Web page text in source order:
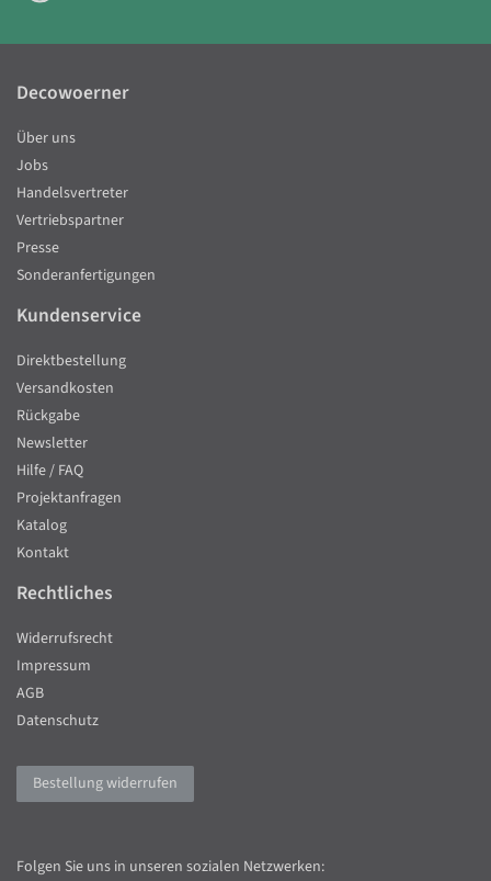
Decowoerner
Über uns
Jobs
Handelsvertreter
Vertriebspartner
Presse
Sonderanfertigungen
Kundenservice
Direktbestellung
Versandkosten
Rückgabe
Newsletter
Hilfe / FAQ
Projektanfragen
Katalog
Kontakt
Rechtliches
Widerrufsrecht
Impressum
AGB
Datenschutz
Bestellung widerrufen
Folgen Sie uns in unseren sozialen Netzwerken: